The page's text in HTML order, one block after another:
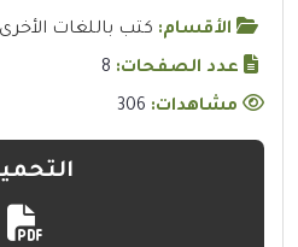
الأقسام: كتب باللغات الأخرى
عدد الصفحات: 8
مشاهدات: